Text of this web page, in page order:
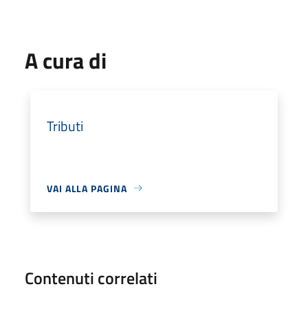
A cura di
Tributi
VAI ALLA PAGINA
Contenuti correlati